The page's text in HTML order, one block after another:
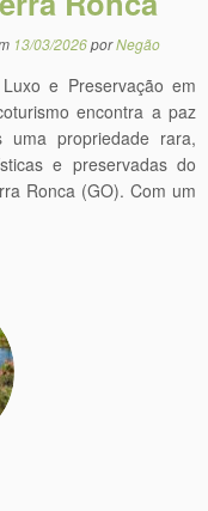
13/03/2026porNegão
e Preservação em
encontra a paz
uma propriedade rara,
e preservadas do
Ronca (GO). Com um